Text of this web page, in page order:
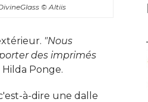
© Altiis
"Nous
des imprimés
Ponge.
à-dire une dalle